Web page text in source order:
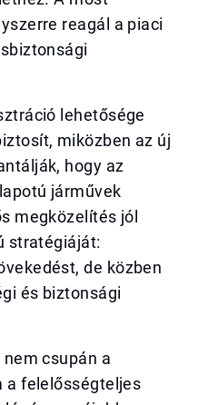
reagál a piaci
lehetősége
miközben az új
hogy az
járművek
megközelítés jól
stratégiáját:
de közben
és biztonsági
csupán a
a felelősségteljes